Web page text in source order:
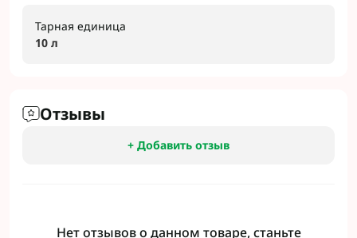
Тарная единица
10 л
Отзывы
+ Добавить отзыв
Нет отзывов о данном товаре, станьте